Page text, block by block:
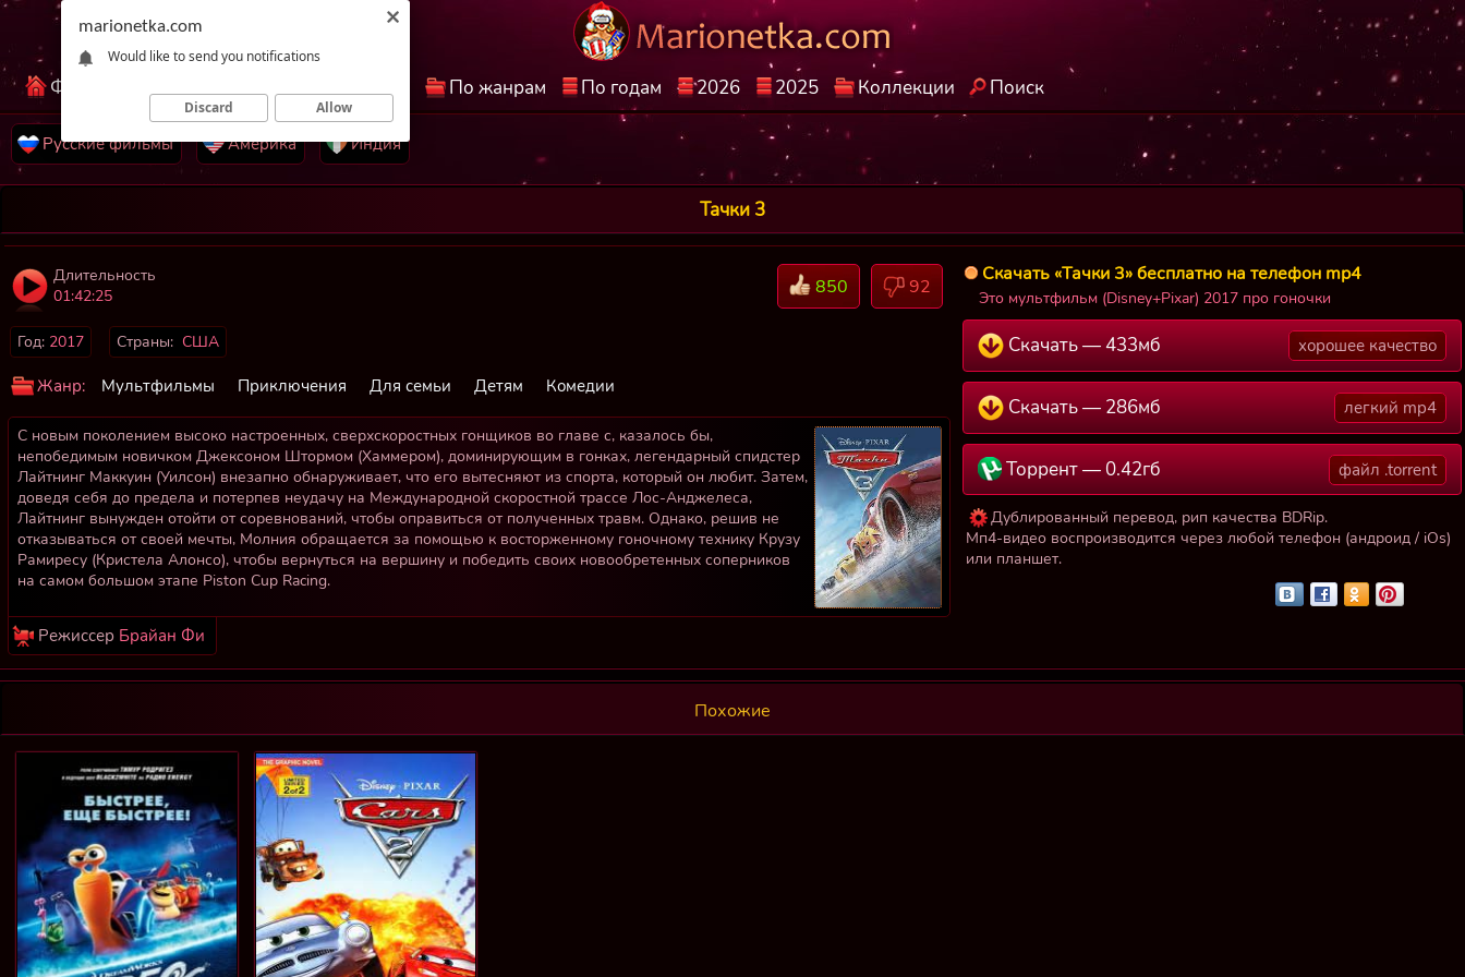
Фильмы КиноНетка Лучшие фильмы По жанрам По годам 2026 2025 Коллекции Поиск
Русские фильмы Америка Индия
Тачки 3
Длительность
01:42:25
850 92
Год: 2017 Страны: США
Жанр: Мультфильмы Приключения Для семьи Детям Комедии
С новым поколением высоко настроенных, сверхскоростных гонщиков во главе с, казалось бы,
непобедимым новичком Джексоном Штормом (Хаммером), доминирующим в гонках, легендарный спидстер
Лайтнинг Маккуин (Уилсон) внезапно обнаруживает, что его вытесняют из спорта, который он любит. Затем,
доведя себя до предела и потерпев неудачу на Международной скоростной трассе Лос-Анджелеса,
Лайтнинг вынужден отойти от соревнований, чтобы оправиться от полученных травм. Однако, решив не
отказываться от своей мечты, Молния обращается за помощью к восторженному гоночному технику Крузу
Рамиресу (Кристела Алонсо), чтобы вернуться на вершину и победить своих новообретенных соперников
на самом большом этапе Piston Cup Racing.
Режиссер Брайан Фи
Скачать «Тачки 3» бесплатно на телефон mp4
Это мультфильм (Disney+Pixar) 2017 про гоночки
Скачать — 433мб хорошее качество
Скачать — 286мб легкий mp4
Торрент — 0.42гб файл .torrent
Дублированный перевод, рип качества BDRip.
Мп4-видео воспроизводится через любой телефон (андроид / iOs)
или планшет.
Похожие
marionetka.com
Would like to send you notifications
Discard Allow